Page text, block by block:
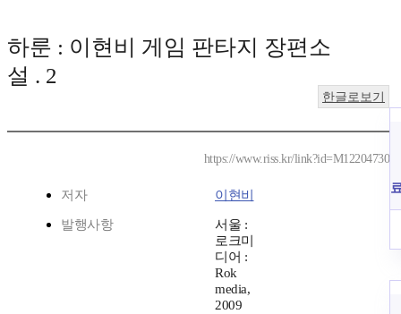
하룬 : 이현비 게임 판타지 장편소
설 . 2
한글로보기
https://www.riss.kr/link?id=M12204730
저자 이현비
발행사항
서울 :
로크미
디어 :
Rok
media,
2009